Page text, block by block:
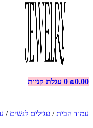
₪0.00
0 עגלת קניות
עמוד הבית/ עגילים לנשים /